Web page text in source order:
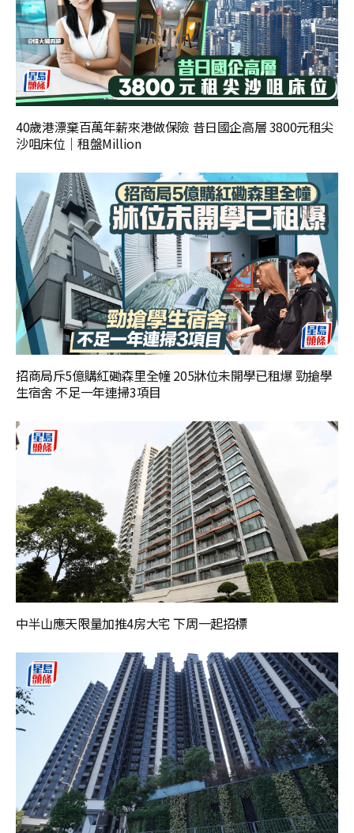
40歲港漂棄百萬年薪來港做保險 昔日國企高層 3800元租尖
沙咀床位｜租盤Million
招商局斥5億購紅磡森里全幢 205牀位未開學已租爆 勁搶學
生宿舍 不足一年連掃3項目
中半山應天限量加推4房大宅 下周一起招標